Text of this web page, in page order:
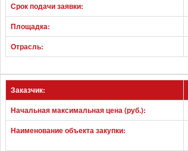
Срок подачи заявки:
Площадка:
Отрасль:
Заказчик:
Начальная максимальная цена (руб.):
Наименование объекта закупки: